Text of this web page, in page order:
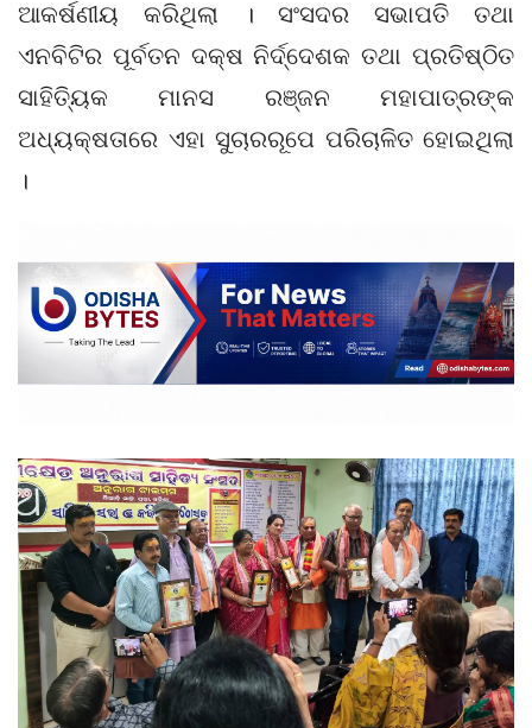
ଆକର୍ଷଣୀୟ କରିଥିଲା । ସଂସଦର ସଭାପତି ତଥା
ଏନବିଟିର ପୂର୍ବତନ ଦକ୍ଷ ନିର୍ଦ୍ଦେଶକ ତଥା ପ୍ରତିଷ୍ଠିତ
ସାହିତ୍ୟିକ ମାନସ ରଞ୍ଜନ ମହାପାତ୍ରଙ୍କ
ଅଧ୍ୟକ୍ଷତାରେ ଏହା ସୁଚାରରୂପେ ପରିଚାଳିତ ହୋଇଥିଲା
।